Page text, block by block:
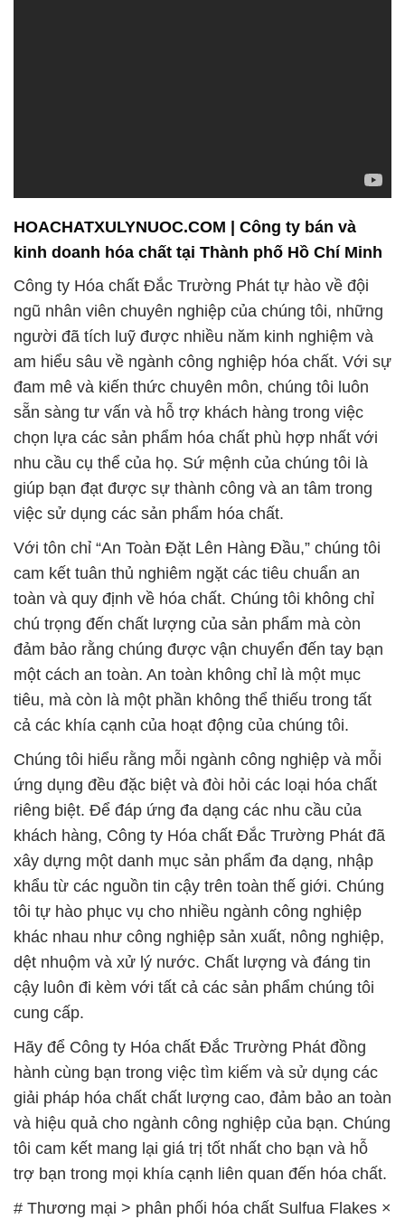
HOACHATXULYNUOC.COM | Công ty bán và
kinh doanh hóa chất tại Thành phố Hồ Chí Minh
Công ty Hóa chất Đắc Trường Phát tự hào về đội
ngũ nhân viên chuyên nghiệp của chúng tôi, những
người đã tích luỹ được nhiều năm kinh nghiệm và
am hiểu sâu về ngành công nghiệp hóa chất. Với sự
đam mê và kiến thức chuyên môn, chúng tôi luôn
sẵn sàng tư vấn và hỗ trợ khách hàng trong việc
chọn lựa các sản phẩm hóa chất phù hợp nhất với
nhu cầu cụ thể của họ. Sứ mệnh của chúng tôi là
giúp bạn đạt được sự thành công và an tâm trong
việc sử dụng các sản phẩm hóa chất.
Với tôn chỉ “An Toàn Đặt Lên Hàng Đầu,” chúng tôi
cam kết tuân thủ nghiêm ngặt các tiêu chuẩn an
toàn và quy định về hóa chất. Chúng tôi không chỉ
chú trọng đến chất lượng của sản phẩm mà còn
đảm bảo rằng chúng được vận chuyển đến tay bạn
một cách an toàn. An toàn không chỉ là một mục
tiêu, mà còn là một phần không thể thiếu trong tất
cả các khía cạnh của hoạt động của chúng tôi.
Chúng tôi hiểu rằng mỗi ngành công nghiệp và mỗi
ứng dụng đều đặc biệt và đòi hỏi các loại hóa chất
riêng biệt. Để đáp ứng đa dạng các nhu cầu của
khách hàng, Công ty Hóa chất Đắc Trường Phát đã
xây dựng một danh mục sản phẩm đa dạng, nhập
khẩu từ các nguồn tin cậy trên toàn thế giới. Chúng
tôi tự hào phục vụ cho nhiều ngành công nghiệp
khác nhau như công nghiệp sản xuất, nông nghiệp,
dệt nhuộm và xử lý nước. Chất lượng và đáng tin
cậy luôn đi kèm với tất cả các sản phẩm chúng tôi
cung cấp.
Hãy để Công ty Hóa chất Đắc Trường Phát đồng
hành cùng bạn trong việc tìm kiếm và sử dụng các
giải pháp hóa chất chất lượng cao, đảm bảo an toàn
và hiệu quả cho ngành công nghiệp của bạn. Chúng
tôi cam kết mang lại giá trị tốt nhất cho bạn và hỗ
trợ bạn trong mọi khía cạnh liên quan đến hóa chất.
# Thương mại > phân phối hóa chất Sulfua Flakes ×